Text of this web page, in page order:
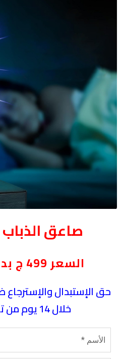
صاعق
السعر 499 ج بدلاً من
حق الإستبدال
خلال 14 يوم من تاريخ الإستلام